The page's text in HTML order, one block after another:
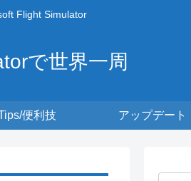
Flight Simulator
で世界一周
便利技 アップデート